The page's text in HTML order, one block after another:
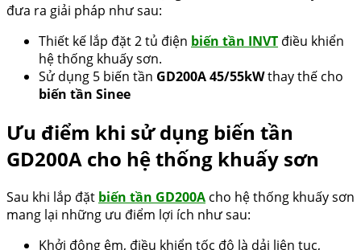
đưa ra giải pháp như sau:
Thiết kế lắp đặt 2 tủ điện biến tần INVT điều khiển
hệ thống khuấy sơn.
Sử dụng 5 biến tần GD200A 45/55kWthay thế cho
biến tần Sinee
Ưu điểm khi sử dụng biến tần
GD200A cho hệ thống khuấy sơn
Sau khi lắp đặt biến tần GD200A cho hệ thống khuấy sơn
mang lại những ưu điểm lợi ích như sau:
Khởi động êm, điều khiển tốc độ là dải liên tục,